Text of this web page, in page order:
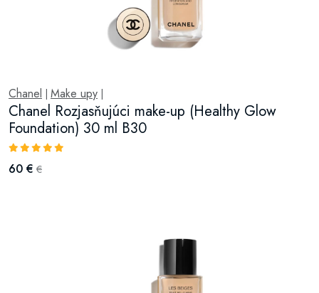
Chanel Make upy
Chanel Rozjasňujúci make-up (Healthy Glow
Foundation) 30 ml B30
60 € €